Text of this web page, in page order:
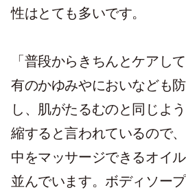
性はとても多いです。
「普段からきちんとケアし
有のかゆみやにおいなども
し、肌がたるむのと同じよ
縮すると言われているので
中をマッサージできるオイ
並んでいます。ボディソー